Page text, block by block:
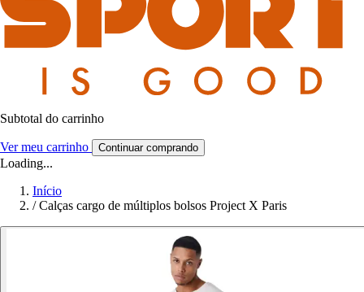
Subtotal do carrinho
Ver meu carrinho Continuar comprando
Loading...
Início
/ Calças cargo de múltiplos bolsos Project X Paris